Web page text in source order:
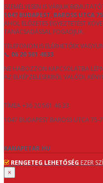
SZEMÉLYESEN IS VÁRJUK
1047 BUDAPEST, BAROSS UTCA
AHOL ELŐZETES EGYEZTETÉST
TANÁCSADÁSSAL FOGADJUK.
TELEFONON IS ELÉRHETŐEK
📞 06 20 561 4633
NE HABOZZON KAPCSOLATBA
AZ ELKÉPZELÉSEKBŐL VALÓDI,
TÍMEA +36 20 561 46 33
1047 BUDAPEST BAROSS UTCA 75-
KANAPETAR.HU
RENGETEG LEHETŐSÉG EZER
×